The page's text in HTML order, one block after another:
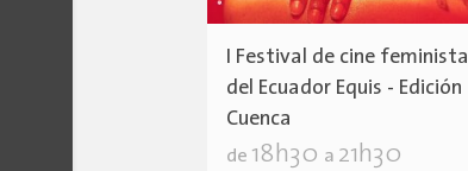
I Festival de cine feminista
del Ecuador Equis - Edición
Cuenca
de 18h30 a 21h30